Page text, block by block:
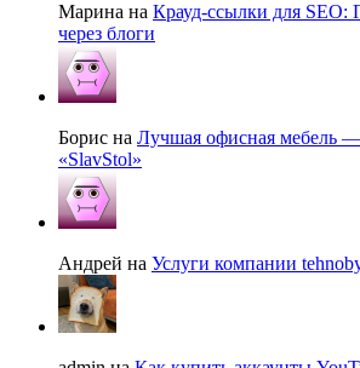
Марина на Крауд-ссылки для SEO:
через блоги
Борис на Лучшая офисная мебель
«SlavStol»
Андрей на Услуги компании